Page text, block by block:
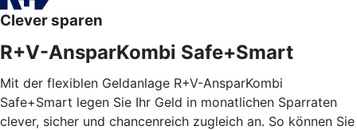
Clever sparen
R+V-AnsparKombi Safe+Smart
Mit der flexiblen Geldanlage R+V-AnsparKombi
Safe+Smart legen Sie Ihr Geld in monatlichen Sparraten
clever, sicher und chancenreich zugleich an. So können Sie